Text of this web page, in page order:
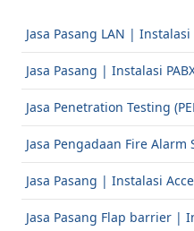
Jasa Pasang LAN | Instalasi
Jasa Pasang | Instalasi
Jasa Penetration Testing
Jasa Pengadaan Fire Alarm
Jasa Pasang | Instalasi
Jasa Pasang Flap barrier |